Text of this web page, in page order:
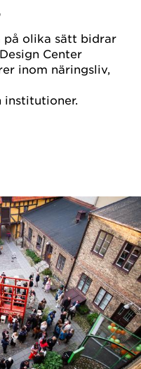
på olika sätt bidrar
Center
inom näringsliv,
institutioner.